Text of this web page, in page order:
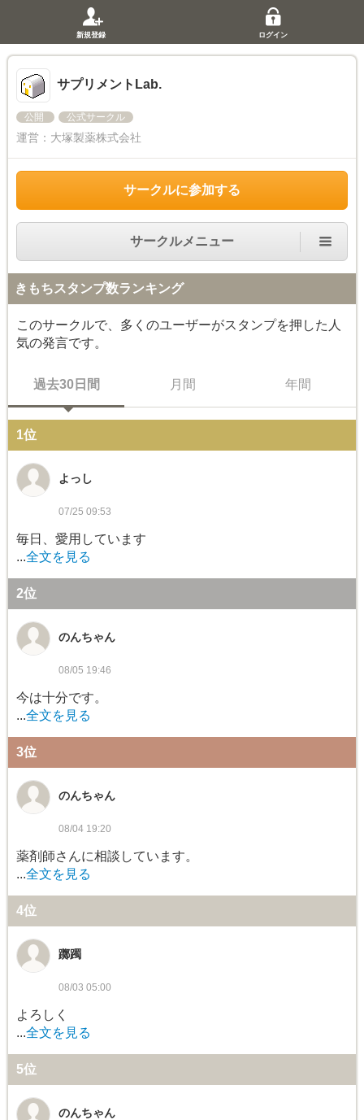
新規登録 ログイン
サプリメントLab.
公開 公式サークル
運営： 大塚製薬株式会社
サークルに参加する
サークルメニュー
きもちスタンプ数ランキング
このサークルで、多くのユーザーがスタンプを押した人
気の発言です。
過去30日間 月間 年間
1位
よっし
07/25 09:53
毎日、愛用しています
...全文を見る
2位
のんちゃん
08/05 19:46
今は十分です。
...全文を見る
3位
のんちゃん
08/04 19:20
薬剤師さんに相談しています。
...全文を見る
4位
躑躅
08/03 05:00
よろしく
...全文を見る
5位
のんちゃん